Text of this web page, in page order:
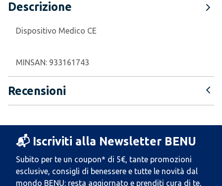
Descrizione
Dispositivo Medico CE
MINSAN: 933161743
Recensioni
📬 Iscriviti alla Newsletter BENU
Subito per te un coupon* di 5€, tante promozioni
esclusive, consigli di benessere e tutte le novità dal
mondo BENU: resta aggiornato e prenditi cura di te,